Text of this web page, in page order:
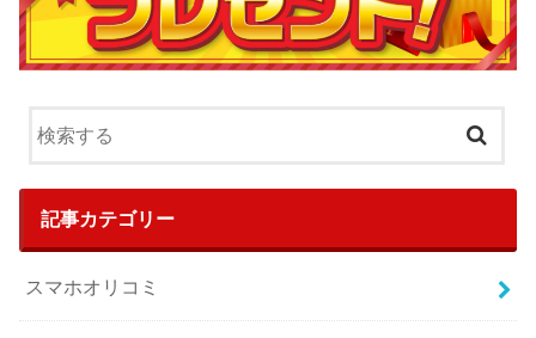
記事カテゴリー
スマホオリコミ